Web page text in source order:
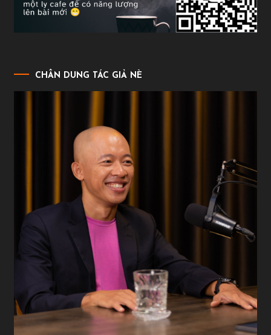
CHÂN DUNG TÁC GIẢ NÈ